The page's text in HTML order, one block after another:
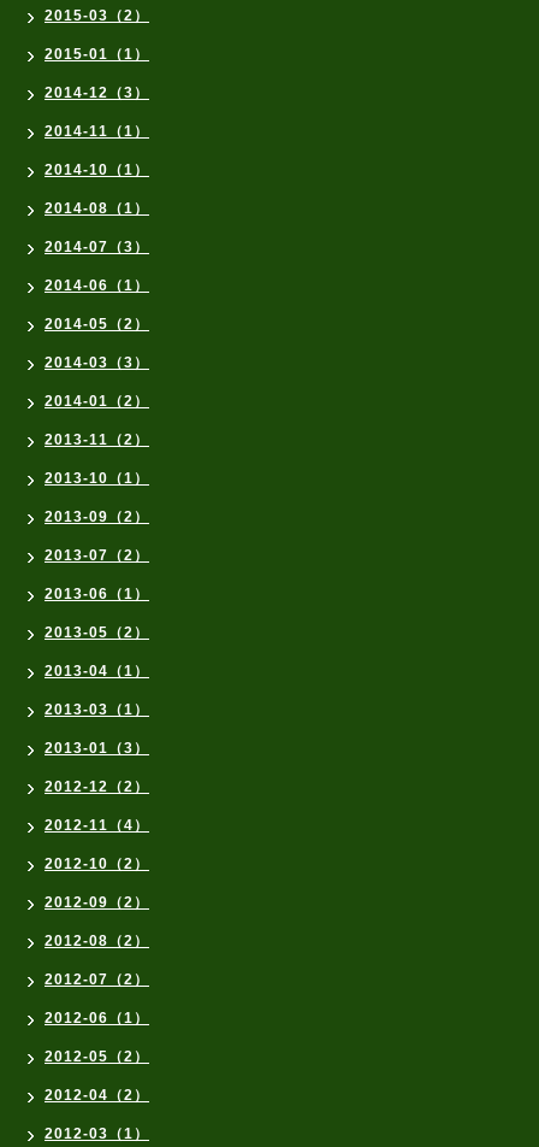
2015-03（2）
2015-01（1）
2014-12（3）
2014-11（1）
2014-10（1）
2014-08（1）
2014-07（3）
2014-06（1）
2014-05（2）
2014-03（3）
2014-01（2）
2013-11（2）
2013-10（1）
2013-09（2）
2013-07（2）
2013-06（1）
2013-05（2）
2013-04（1）
2013-03（1）
2013-01（3）
2012-12（2）
2012-11（4）
2012-10（2）
2012-09（2）
2012-08（2）
2012-07（2）
2012-06（1）
2012-05（2）
2012-04（2）
2012-03（1）